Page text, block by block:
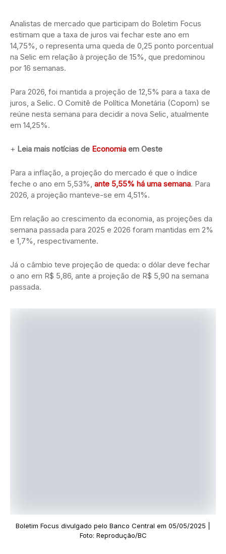
Analistas de mercado que participam do Boletim Focus
estimam que a taxa de juros vai fechar este ano em
14,75%, o representa uma queda de 0,25 ponto porcentual
na Selic em relação à projeção de 15%, que predominou
por 16 semanas.
Para 2026, foi mantida a projeção de 12,5% para a taxa de
juros, a Selic. O Comitê de Política Monetária (Copom) se
reúne nesta semana para decidir a nova Selic, atualmente
em 14,25%.
+ Leia mais notícias de Economia em Oeste
Para a inflação, a projeção do mercado é que o índice
feche o ano em 5,53%, ante 5,55% há uma semana. Para
2026, a projeção manteve-se em 4,51%.
Em relação ao crescimento da economia, as projeções da
semana passada para 2025 e 2026 foram mantidas em 2%
e 1,7%, respectivamente.
Já o câmbio teve projeção de queda: o dólar deve fechar
o ano em R$ 5,86, ante a projeção de R$ 5,90 na semana
passada.
Boletim Focus divulgado pelo Banco Central em 05/05/2025 |
Foto: Reprodução/BC